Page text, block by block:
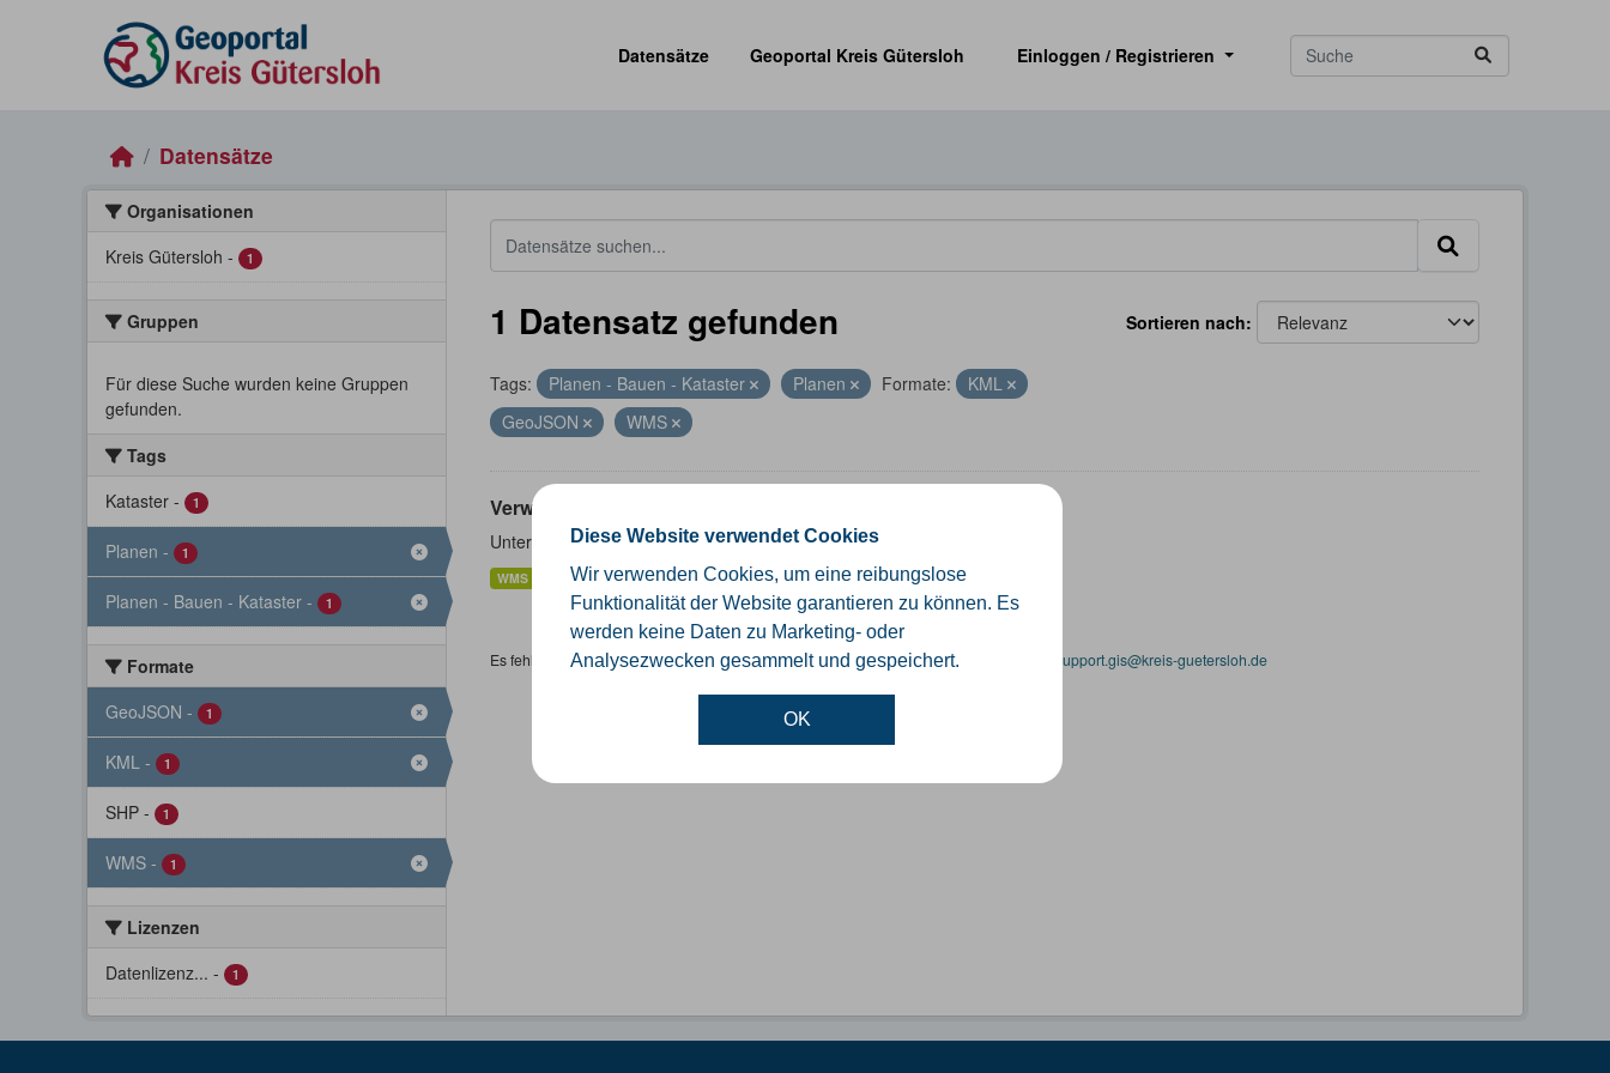
Diese Website verwendet Cookies
Wir verwenden Cookies, um eine reibungslose
Funktionalität der Website garantieren zu können. Es
werden keine Daten zu Marketing- oder
Analysezwecken gesammelt und gespeichert.
OK
Datensätze
Geoportal Kreis Gütersloh Einloggen / Registrieren
Datensätze
Organisationen
Kreis Gütersloh - 1
Gruppen
Für diese Suche wurden keine Gruppen
gefunden.
Tags
Kataster - 1
Planen - 1
Planen - Bauen - Kataster - 1
Formate
GeoJSON - 1
KML - 1
SHP - 1
WMS - 1
Lizenzen
Datenlizenz... - 1
Sortieren nach
1 Datensatz gefunden
Tags: Planen - Bauen - Kataster Planen Formate:
KML
GeoJSON
WMS
Verwaltungsgrenzen
Unterschiedliche Ebenen der Verwaltungsgrenzen im Kreis Gütersloh
WMS SHP GeoJSON KML
Es fehlen spezifische Datensätze? Wenden Sie sich bitte an einen Administrator unter: support.gis@kreis-guetersloh.de